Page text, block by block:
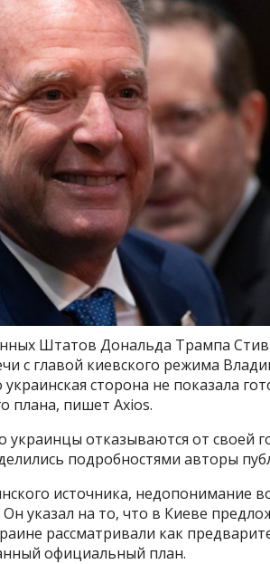
Штатов Дональда Трампа
с главой киевского режима
сторона не показала
плана, пишет Axios.
украинцы отказываются от своей
подробностями авторы
источника, недопонимание
указал на то, что в Киеве
рассматривали как
официальный план.